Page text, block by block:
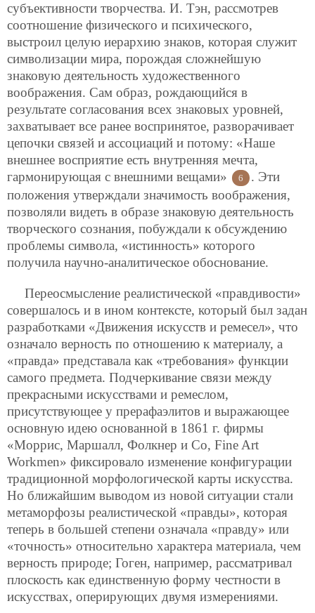
субъективности творчества. И. Тэн, рассмотрев
соотношение физического и психического,
выстроил целую иерархию знаков, которая служит
символизации мира, порождая сложнейшую
знаковую деятельность художественного
воображения. Сам образ, рождающийся в
результате согласования всех знаковых уровней,
захватывает все ранее воспринятое, разворачивает
цепочки связей и ассоциаций и потому: «Наше
внешнее восприятие есть внутренняя мечта,
гармонирующая с внешними вещами»
6
. Эти
положения утверждали значимость воображения,
позволяли видеть в образе знаковую деятельность
творческого сознания, побуждали к обсуждению
проблемы символа, «истинность» которого
получила научно-аналитическое обоснование.
Переосмысление реалистической «правдивости»
совершалось и в ином контексте, который был задан
разработками «Движения искусств и ремесел», что
означало верность по отношению к материалу, а
«правда» представала как «требования» функции
самого предмета. Подчеркивание связи между
прекрасными искусствами и ремеслом,
присутствующее у прерафаэлитов и выражающее
основную идею основанной в 1861 г. фирмы
«Моррис, Маршалл, Фолкнер и Со, Fine Art
Workmen» фиксировало изменение конфигурации
традиционной морфологической карты искусства.
Но ближайшим выводом из новой ситуации стали
метаморфозы реалистической «правды», которая
теперь в большей степени означала «правду» или
«точность» относительно характера материала, чем
верность природе; Гоген, например, рассматривал
плоскость как единственную форму честности в
искусствах, оперирующих двумя измерениями.